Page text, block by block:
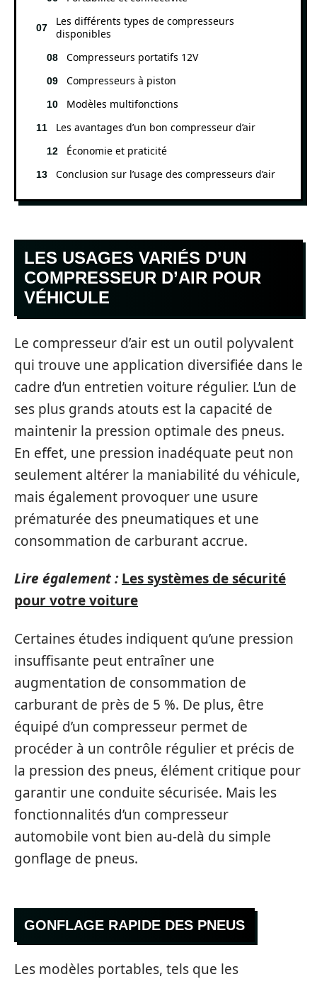
Les différents types de compresseurs
disponibles
Compresseurs portatifs 12V
Compresseurs à piston
Modèles multifonctions
Les avantages d’un bon compresseur d’air
Économie et praticité
Conclusion sur l’usage des compresseurs d’air
LES USAGES VARIÉS D’UN
COMPRESSEUR D’AIR POUR
VÉHICULE
Le compresseur d’air est un outil polyvalent
qui trouve une application diversifiée dans le
cadre d’un entretien voiture régulier. L’un de
ses plus grands atouts est la capacité de
maintenir la pression optimale des pneus.
En effet, une pression inadéquate peut non
seulement altérer la maniabilité du véhicule,
mais également provoquer une usure
prématurée des pneumatiques et une
consommation de carburant accrue.
Lire également : Les systèmes de sécurité
pour votre voiture
Certaines études indiquent qu’une pression
insuffisante peut entraîner une
augmentation de consommation de
carburant de près de 5 %. De plus, être
équipé d’un compresseur permet de
procéder à un contrôle régulier et précis de
la pression des pneus, élément critique pour
garantir une conduite sécurisée. Mais les
fonctionnalités d’un compresseur
automobile vont bien au-delà du simple
gonflage de pneus.
GONFLAGE RAPIDE DES PNEUS
Les modèles portables, tels que les